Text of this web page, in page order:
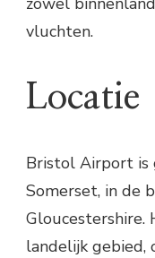
vluchten.
Locatie
Bristol Airport is
Somerset, in de
landelijk gebied,